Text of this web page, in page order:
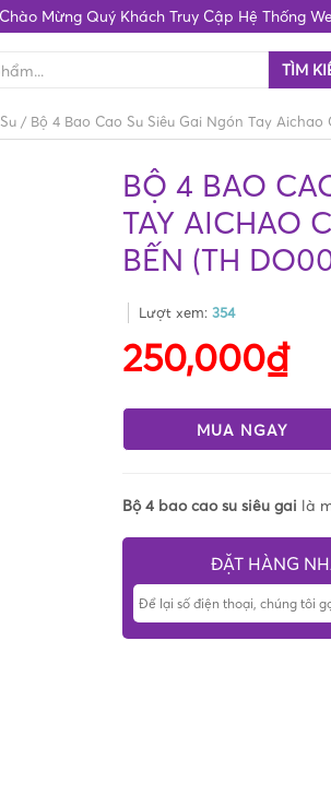
Chào Mừng Quý Khách Truy Cập Hệ Thống
TÌM
/ Bộ 4 Bao Cao Su Siêu Gai Ngón Tay Aichao
BỘ 4 BAO
TAY AICHAO
BẾN (TH
Lượt xem: 354
250,000₫
MUA NGAY
Bộ 4 bao cao su siêu gai là
ĐẶT HÀNG